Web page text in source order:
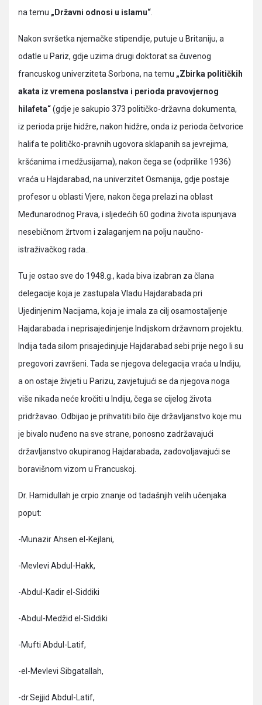
na temu „Državni odnosi u islamu“
Nakon svršetka njemačke stipendije, putuje u Britaniju, a
odatle u Pariz, gdje uzima drugi doktorat sa čuvenog
francuskog univerziteta Sorbona, na temu „Zbirka političkih
akata iz vremena poslanstva i perioda pravovjernog
hilafeta“(gdje je sakupio 373 političko-državna dokumenta,
iz perioda prije hidžre, nakon hidžre, onda iz perioda četvorice
halifa te političko-pravnih ugovora sklapanih sa jevrejima,
kršćanima i medžusijama), nakon čega se (odprilike 1936)
vraća u Hajdarabad, na univerzitet Osmanija, gdje postaje
profesor u oblasti Vjere, nakon čega prelazi na oblast
Međunarodnog Prava, i sljedećih 60 godina života ispunjava
nesebičnom žrtvom i zalaganjem na polju naučno-
istraživačkog rada..
Tu je ostao sve do 1948.g., kada biva izabran za člana
delegacije koja je zastupala Vladu Hajdarabada pri
Ujedinjenim Nacijama, koja je imala za cilj osamostaljenje
Hajdarabada i neprisajedinjenje Indijskom državnom projektu.
Indija tada silom prisajedinjuje Hajdarabad sebi prije nego li su
pregovori završeni. Tada se njegova delegacija vraća u Indiju,
a on ostaje živjeti u Parizu, zavjetujući se da njegova noga
više nikada neće kročiti u Indiju, čega se cijelog života
pridržavao. Odbijao je prihvatiti bilo čije državljanstvo koje mu
je bivalo nuđeno na sve strane, ponosno zadržavajući
državljanstvo okupiranog Hajdarabada, zadovoljavajući se
boravišnom vizom u Francuskoj.
Dr. Hamidullah je crpio znanje od tadašnjih velih učenjaka
poput:
-Munazir Ahsen el-Kejlani,
-Mevlevi Abdul-Hakk,
-Abdul-Kadir el-Siddiki
-Abdul-Medžid el-Siddiki
-Mufti Abdul-Latif,
-el-Mevlevi Sibgatallah,
-dr.Sejjid Abdul-Latif,